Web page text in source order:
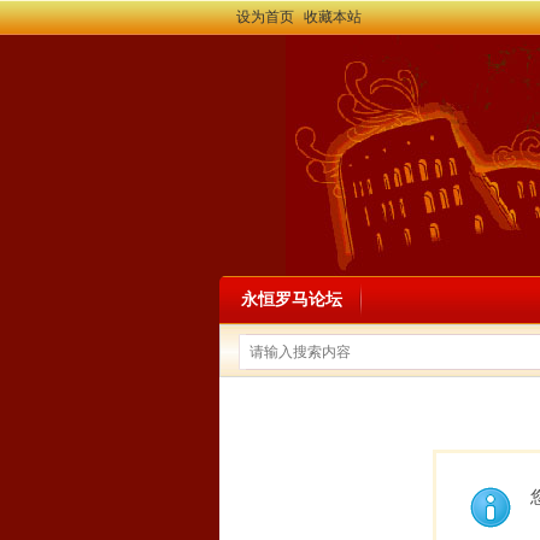
设为首页 收藏本站
永恒罗马论坛